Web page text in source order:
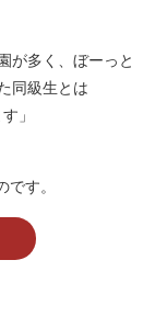
が多く、ぼーっと
同級生とは
」
す。